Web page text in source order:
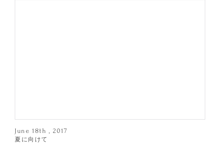
June 18th , 2017
夏に向けて